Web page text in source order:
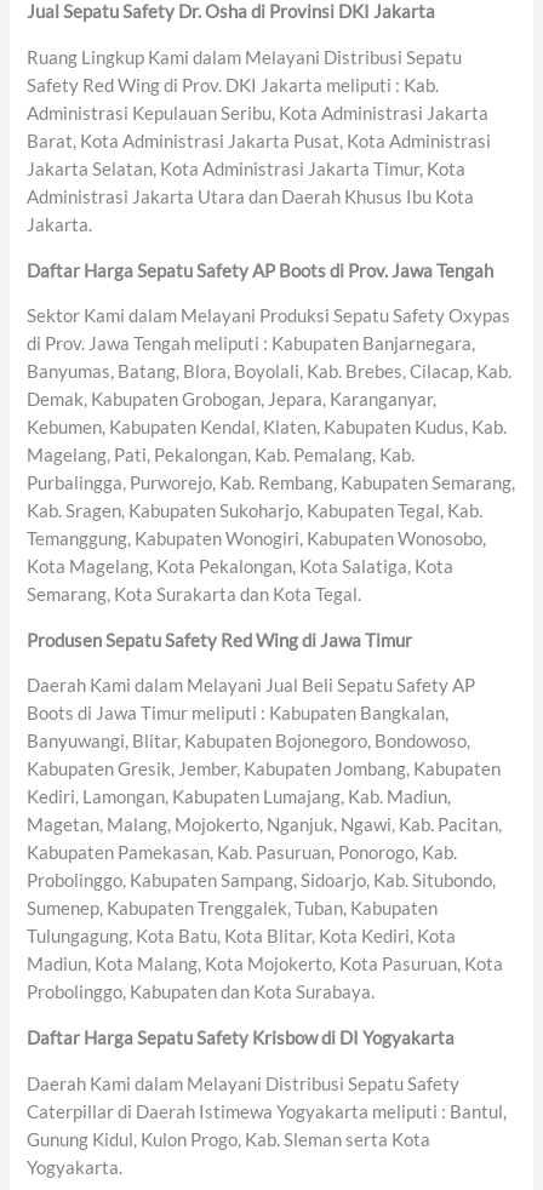
Jual Sepatu Safety Dr. Osha di Provinsi DKI Jakarta
Ruang Lingkup Kami dalam Melayani Distribusi Sepatu
Safety Red Wing di Prov. DKI Jakarta meliputi : Kab.
Administrasi Kepulauan Seribu, Kota Administrasi Jakarta
Barat, Kota Administrasi Jakarta Pusat, Kota Administrasi
Jakarta Selatan, Kota Administrasi Jakarta Timur, Kota
Administrasi Jakarta Utara dan Daerah Khusus Ibu Kota
Jakarta.
Daftar Harga Sepatu Safety AP Boots di Prov. Jawa Tengah
Sektor Kami dalam Melayani Produksi Sepatu Safety Oxypas
di Prov. Jawa Tengah meliputi : Kabupaten Banjarnegara,
Banyumas, Batang, Blora, Boyolali, Kab. Brebes, Cilacap, Kab.
Demak, Kabupaten Grobogan, Jepara, Karanganyar,
Kebumen, Kabupaten Kendal, Klaten, Kabupaten Kudus, Kab.
Magelang, Pati, Pekalongan, Kab. Pemalang, Kab.
Purbalingga, Purworejo, Kab. Rembang, Kabupaten Semarang,
Kab. Sragen, Kabupaten Sukoharjo, Kabupaten Tegal, Kab.
Temanggung, Kabupaten Wonogiri, Kabupaten Wonosobo,
Kota Magelang, Kota Pekalongan, Kota Salatiga, Kota
Semarang, Kota Surakarta dan Kota Tegal.
Produsen Sepatu Safety Red Wing di Jawa Timur
Daerah Kami dalam Melayani Jual Beli Sepatu Safety AP
Boots di Jawa Timur meliputi : Kabupaten Bangkalan,
Banyuwangi, Blitar, Kabupaten Bojonegoro, Bondowoso,
Kabupaten Gresik, Jember, Kabupaten Jombang, Kabupaten
Kediri, Lamongan, Kabupaten Lumajang, Kab. Madiun,
Magetan, Malang, Mojokerto, Nganjuk, Ngawi, Kab. Pacitan,
Kabupaten Pamekasan, Kab. Pasuruan, Ponorogo, Kab.
Probolinggo, Kabupaten Sampang, Sidoarjo, Kab. Situbondo,
Sumenep, Kabupaten Trenggalek, Tuban, Kabupaten
Tulungagung, Kota Batu, Kota Blitar, Kota Kediri, Kota
Madiun, Kota Malang, Kota Mojokerto, Kota Pasuruan, Kota
Probolinggo, Kabupaten dan Kota Surabaya.
Daftar Harga Sepatu Safety Krisbow di DI Yogyakarta
Daerah Kami dalam Melayani Distribusi Sepatu Safety
Caterpillar di Daerah Istimewa Yogyakarta meliputi : Bantul,
Gunung Kidul, Kulon Progo, Kab. Sleman serta Kota
Yogyakarta.